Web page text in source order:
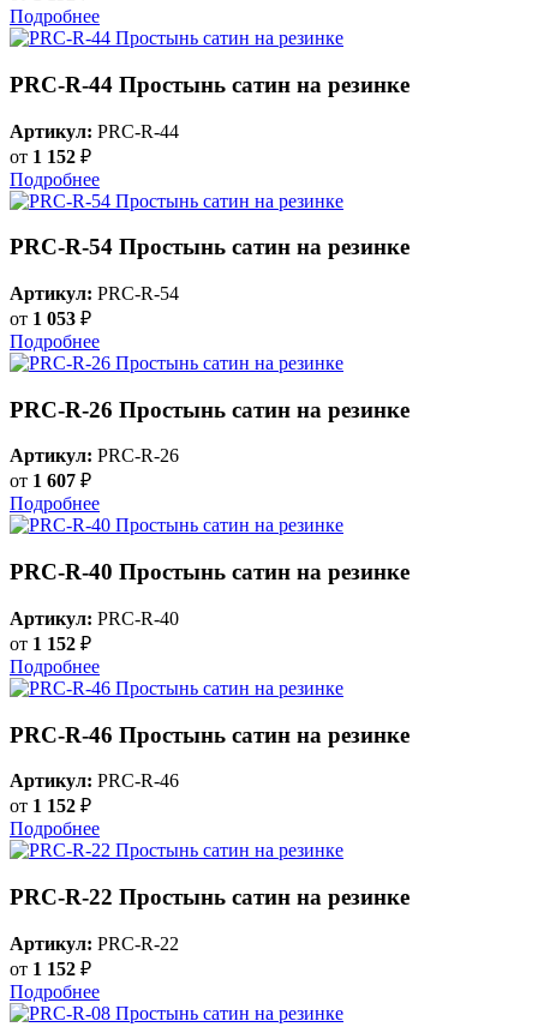
Подробнее
PRC-R-44 Простынь сатин на резинке
Артикул: PRC-R-44
от 1 152 ₽
Подробнее
PRC-R-54 Простынь сатин на резинке
Артикул: PRC-R-54
от 1 053 ₽
Подробнее
PRC-R-26 Простынь сатин на резинке
Артикул: PRC-R-26
от 1 607 ₽
Подробнее
PRC-R-40 Простынь сатин на резинке
Артикул: PRC-R-40
от 1 152 ₽
Подробнее
PRC-R-46 Простынь сатин на резинке
Артикул: PRC-R-46
от 1 152 ₽
Подробнее
PRC-R-22 Простынь сатин на резинке
Артикул: PRC-R-22
от 1 152 ₽
Подробнее